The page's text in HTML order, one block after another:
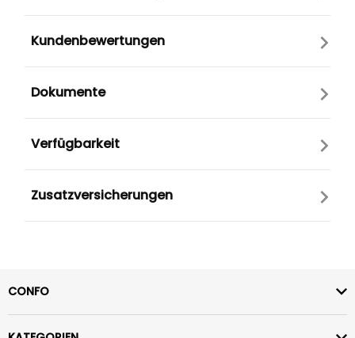
Kundenbewertungen
Dokumente
Verfügbarkeit
Zusatzversicherungen
CONFO